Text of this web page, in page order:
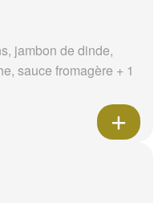
jambon de dinde,
sauce fromagère + 1